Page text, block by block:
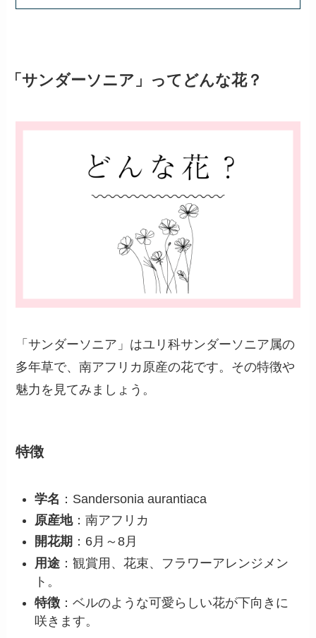
「サンダーソニア」ってどんな花？
「サンダーソニア」はユリ科サンダーソニア属の
多年草で、南アフリカ原産の花です。その特徴や
魅力を見てみましょう。
特徴
学名 ：Sandersonia aurantiaca
原産地：南アフリカ
開花期 ：6月～8月
用途 ：観賞用、花束、フラワーアレンジメン
ト。
特徴 ：ベルのような可愛らしい花が下向きに
咲きます。